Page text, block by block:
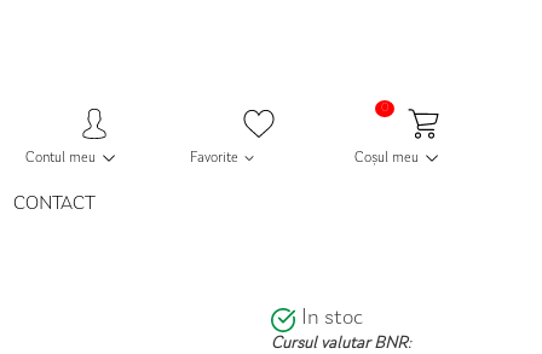
Contul meu Favorite Coșul meu
0
CONTACT
In stoc
Cursul valutar BNR: